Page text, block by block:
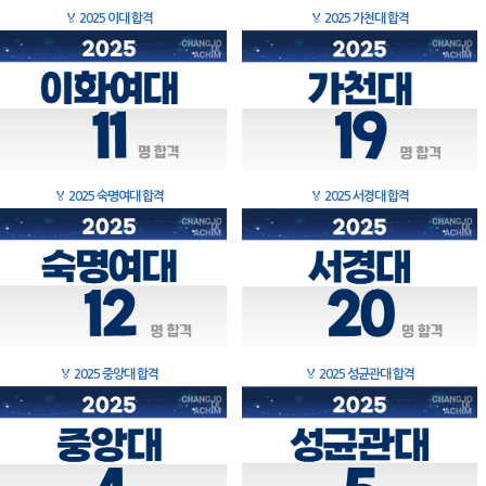
🏅 2025 이대 합격 🏅 2025 가천대 합격
🏅 2025 숙명여대 합격 🏅 2025 서경대 합격
🏅 2025 중앙대 합격 🏅 2025 성균관대 합격